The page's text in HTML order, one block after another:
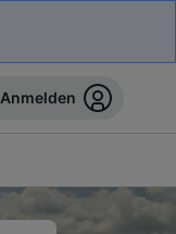
Anmelden